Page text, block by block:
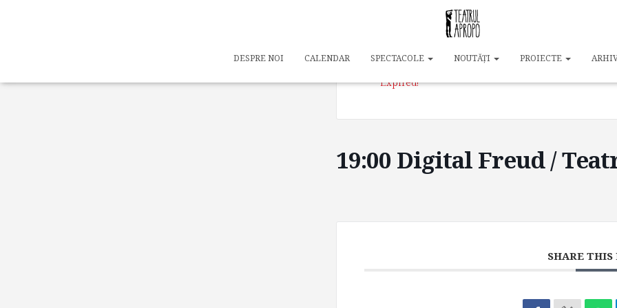
DESPRE NOI CALENDAR SPECTACOLE NOUTĂȚI PROIECTE
14 dec. 2024
Expired!
19:00 Digital Freud /
SHARE THIS